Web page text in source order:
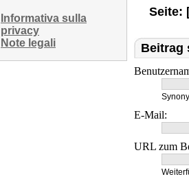
Informativa sulla
privacy
Note legali
Seite:
Beitrag
E-Mail:
URL zum